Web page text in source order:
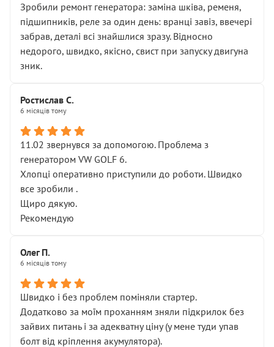
Зробили ремонт генератора: заміна шківа, ременя,
підшипників, реле за один день: вранці завіз, ввечері
забрав, деталі всі знайшлися зразу. Відносно
недорого, швидко, якісно, свист при запуску двигуна
зник.
Ростислав С.
6 місяців тому
11.02 звернувся за допомогою. Проблема з
генератором VW GOLF 6.
Хлопці оперативно приступили до роботи. Швидко
все зробили .
Щиро дякую.
Рекомендую
Олег П.
6 місяців тому
Швидко і без проблем поміняли стартер.
Додатково за моїм проханням зняли підкрилок без
зайвих питань і за адекватну ціну (у мене туди упав
болт від кріплення акумулятора).